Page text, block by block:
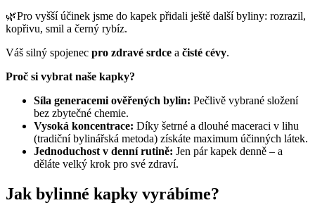
🌿Pro vyšší účinek jsme do kapek přidali ještě další byliny: rozrazil,
kopřivu, smil a černý rybíz.
Váš silný spojenec pro zdravé srdce a čisté cévy.
Proč si vybrat naše kapky?
Síla generacemi ověřených bylin: Pečlivě vybrané složení
bez zbytečné chemie.
Vysoká koncentrace: Díky šetrné a dlouhé maceraci v lihu
(tradiční bylinářská metoda) získáte maximum účinných látek.
Jednoduchost v denní rutině: Jen pár kapek denně – a
děláte velký krok pro své zdraví.
Jak bylinné kapky vyrábíme?